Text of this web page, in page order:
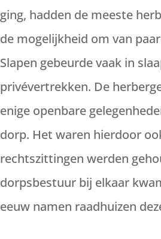
ging, hadden de meeste
de mogelijkheid om van
Slapen gebeurde vaak in
privévertrekken. De
enige openbare
dorp. Het waren hierdoor
rechtszittingen werden
dorpsbestuur bij elkaar
eeuw namen raadhuizen